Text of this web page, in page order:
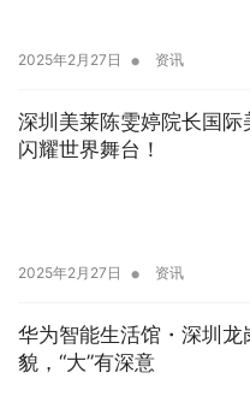
2025年2月27日 • 资讯
深圳美莱陈雯婷院长国
闪耀世界舞台！
2025年2月27日 • 资讯
华为智能生活馆・深圳
貌，“大”有深意